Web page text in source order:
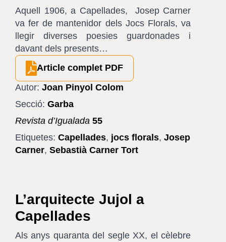
Aquell 1906, a Capellades, Josep Carner
va fer de mantenidor dels Jocs Florals, va
llegir diverses poesies guardonades i
davant dels presents…
Article complet PDF
Autor: Joan Pinyol Colom
Secció: Garba
Revista d’Igualada 55
Etiquetes: Capellades, jocs florals, Josep
Carner, Sebastià Carner Tort
L’arquitecte Jujol a
Capellades
Als anys quaranta del segle XX, el cèlebre